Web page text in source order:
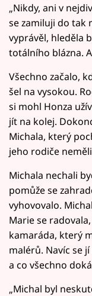
„Nikdy, ani v
se zamiluji do tak
vyprávěl, hleděla
totálního blázna.
Všechno začalo,
šel na vysokou.
si mohl Honza
jít na kolej.
Michala, který
jeho rodiče
Michala nechali
pomůže se
vyhovovalo.
Marie se
kamaráda, který
malérů. Navíc se
a co všechno
„Michal byl